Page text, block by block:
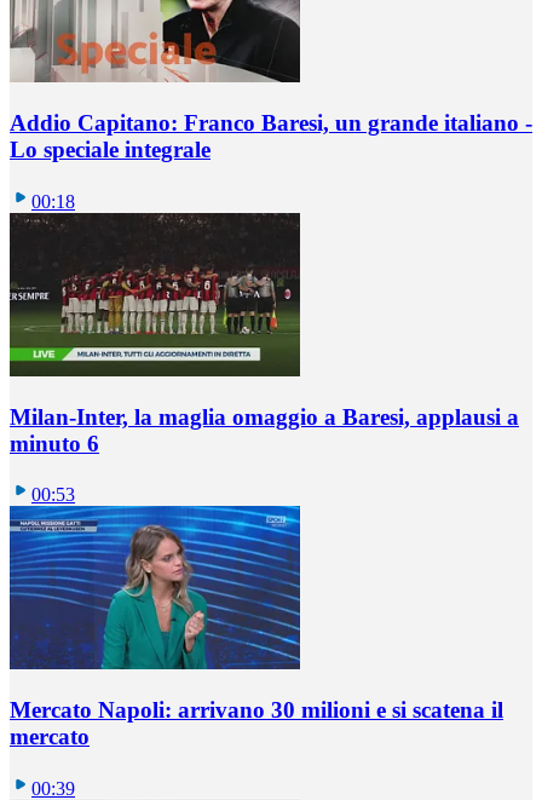
Addio Capitano: Franco Baresi, un grande italiano -
Lo speciale integrale
00:18
Milan-Inter, la maglia omaggio a Baresi, applausi a
minuto 6
00:53
Mercato Napoli: arrivano 30 milioni e si scatena il
mercato
00:39